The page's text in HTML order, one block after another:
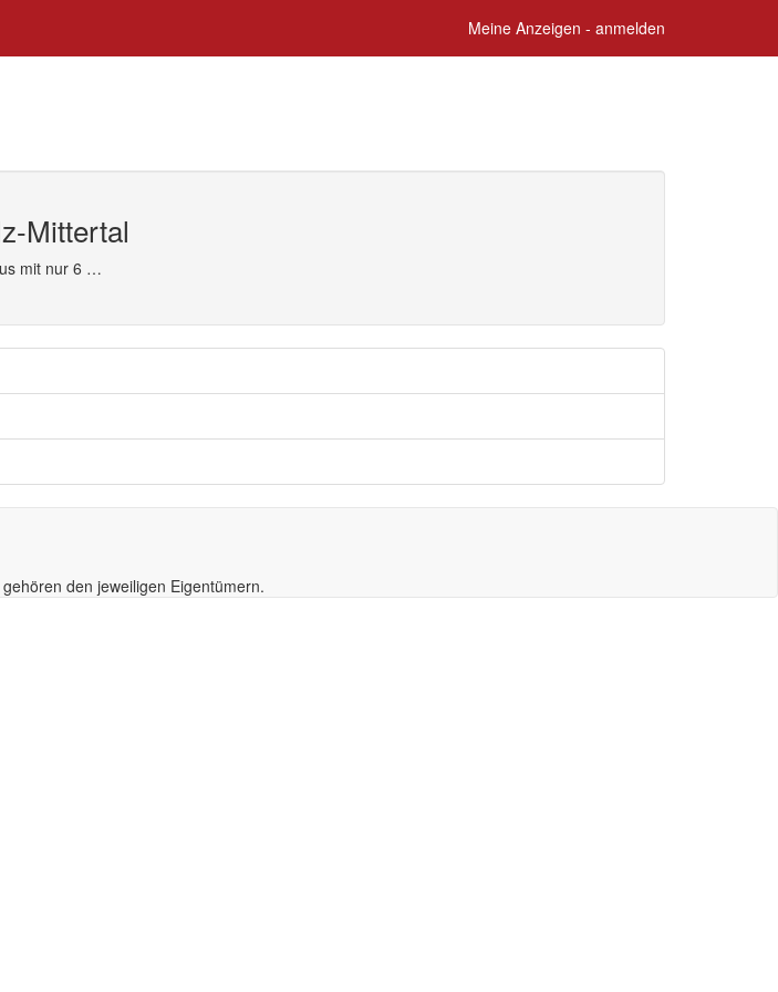
Meine Anzeigen - anmelden
Mittertal
mit nur 6 …
den jeweiligen Eigentümern.